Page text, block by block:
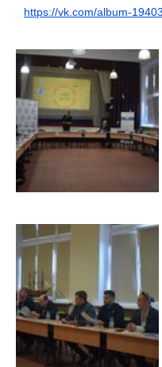
https://vk.com/album-